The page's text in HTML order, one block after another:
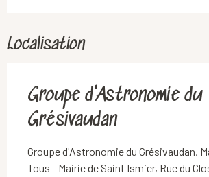
Localisation
Groupe d'Astronomie du
Grésivaudan
Groupe d'Astronomie du Grésivaudan,
Tous - Mairie de Saint Ismier, Rue du